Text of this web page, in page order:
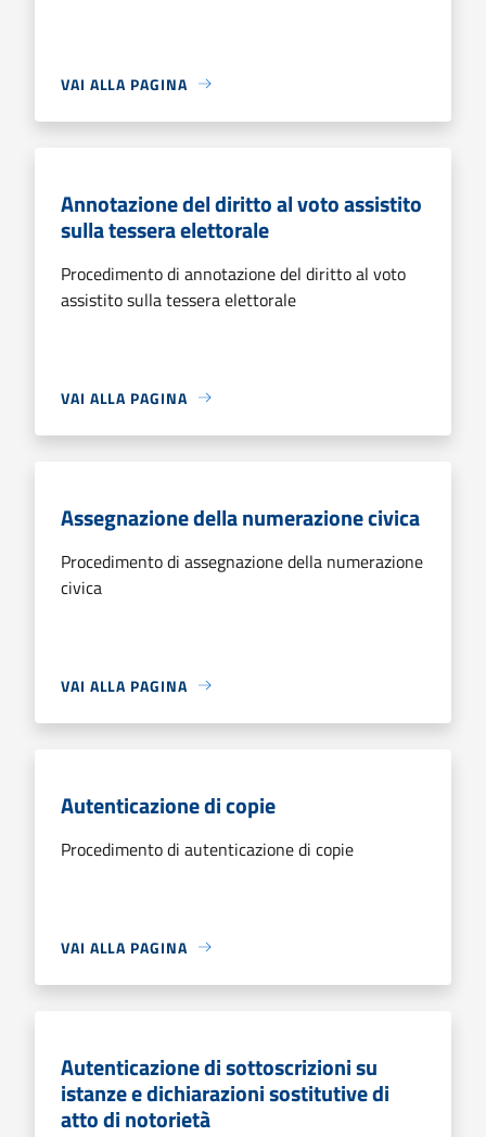
VAI ALLA PAGINA
Annotazione del diritto al voto assistito
sulla tessera elettorale
Procedimento di annotazione del diritto al voto
assistito sulla tessera elettorale
VAI ALLA PAGINA
Assegnazione della numerazione civica
Procedimento di assegnazione della numerazione
civica
VAI ALLA PAGINA
Autenticazione di copie
Procedimento di autenticazione di copie
VAI ALLA PAGINA
Autenticazione di sottoscrizioni su
istanze e dichiarazioni sostitutive di
atto di notorietà